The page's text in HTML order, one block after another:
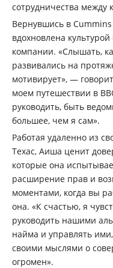
сотрудничества между
Вернувшись в
вдохновлена
компании. «Слышать,
развивались на
мотивирует», —
моем путешествии в
руководить, быть
большее, чем я сам».
Работая удаленно из
Техас, Аиша ценит
которые она
расширение прав и
моментами, когда вы
она. «К счастью, я
руководить нашими
найма и управлять
своими мыслями о
огромен».